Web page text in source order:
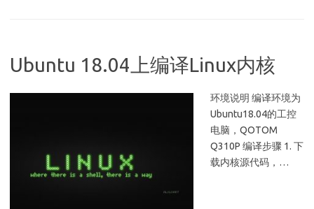
Ubuntu 18.04上编译Linux内核
环境说明 编译环境为
Ubuntu18.04的工控
电脑，QOTOM
Q310P 编译步骤 1. 下
载内核源代码，…